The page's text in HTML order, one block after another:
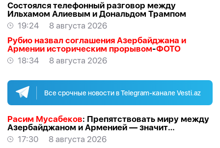
Состоялся телефонный разговор между
Ильхамом Алиевым и Дональдом Трампом
19:24
8 августа 2026
Рубио назвал соглашения Азербайджана и
Армении историческим прорывом-ФОТО
18:34
8 августа 2026
Все срочные новости в Telegram-канале Vesti.az
Расим Мусабеков: Препятствовать миру между
Азербайджаном и Арменией — значит
создавать проблемы самим себе -
17:30
8 августа 2026